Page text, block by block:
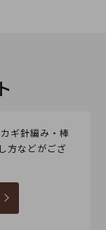
ギ針編み・棒
方などがござ